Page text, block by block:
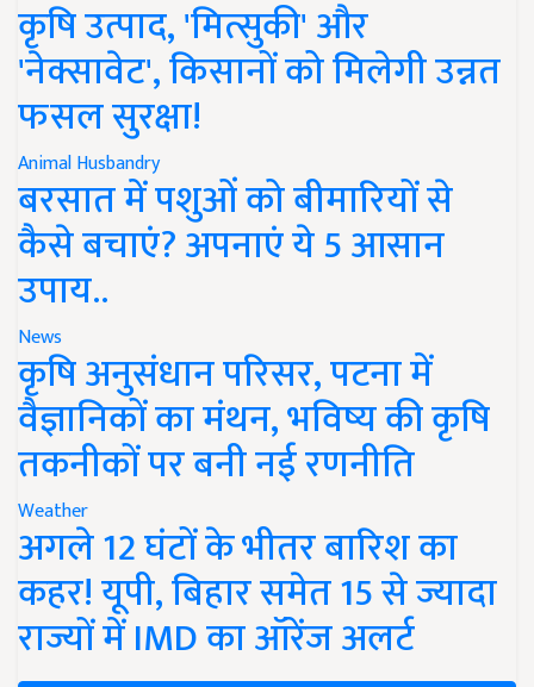
कृषि उत्पाद, 'मित्सुकी' और
'नेक्सावेट', किसानों को मिलेगी उन्नत
फसल सुरक्षा!
Animal Husbandry
बरसात में पशुओं को बीमारियों से
कैसे बचाएं? अपनाएं ये 5 आसान
उपाय..
News
कृषि अनुसंधान परिसर, पटना में
वैज्ञानिकों का मंथन, भविष्य की कृषि
तकनीकों पर बनी नई रणनीति
Weather
अगले 12 घंटों के भीतर बारिश का
कहर! यूपी, बिहार समेत 15 से ज्यादा
राज्यों में IMD का ऑरेंज अलर्ट